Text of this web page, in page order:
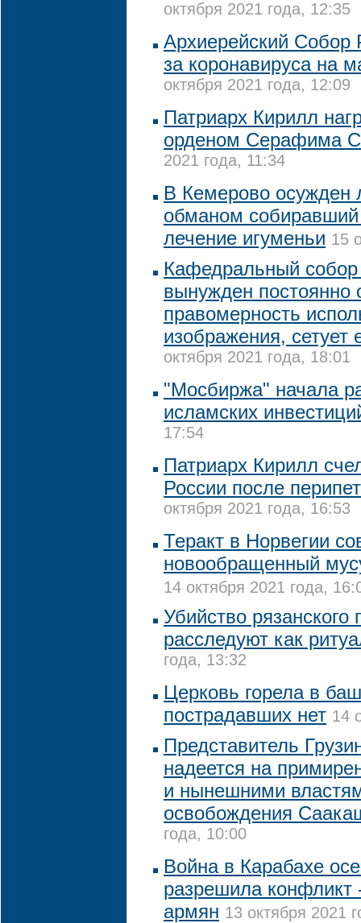
октября 2021 года, 12:35
Архиерейский
за коронавируса на
октября 2021 года, 12:09
Патриарх Кирилл
орденом Серафима
2021 года, 11:34
В Кемерово осужден
обманом
лечение игуменьи 15
Кафедральный собор
вынужден постоянно
правомерность
изображения, сетует
октября 2021 года, 18:01
"Мосбиржа" начала
исламских
17:54
Патриарх Кирилл
России после
октября 2021 года, 16:53
Теракт в Норвегии
новообращенный
14 октября 2021 года,
Убийство рязанского
расследуют как
года, 13:32
Церковь горела в
пострадавших нет 14
Представитель
надеется на
и нынешними
освобождения
года, 10:00
Война в Карабахе
разрешила конфликт
армян 13 октября 2021